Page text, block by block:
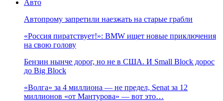
Авто
Автопрому запретили наезжать на старые грабли
«Россия пиратствует!»: BMW ищет новые приключения
на свою голову
Бензин нынче дорог, но не в США. И Small Block дорос
до Big Block
«Волга» за 4 миллиона — не предел, Senat за 12
миллионов «от Мантурова» — вот это…